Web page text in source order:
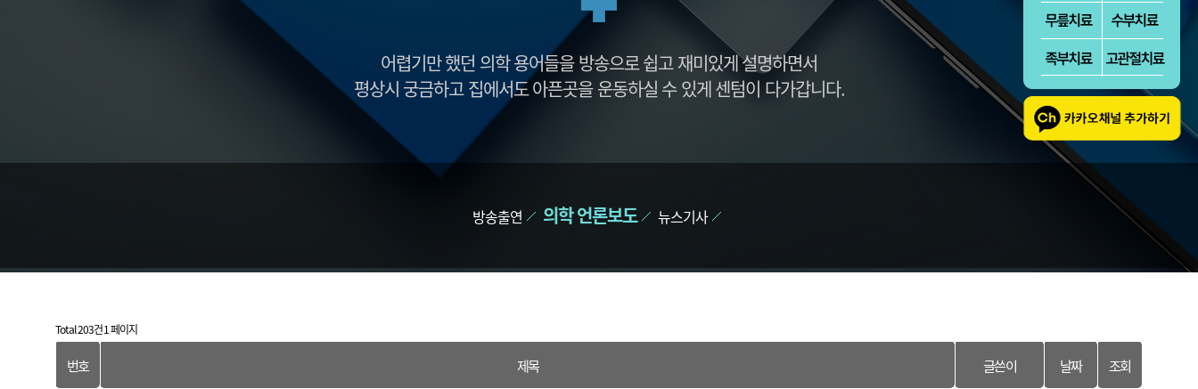
칭찬후기
센텀의 식단표
대외협력활동
방문선수들
어렵기만 했던 의학 용어들을 방송으로 쉽고 재미있게 설명하면서
평상시 궁금하고 집에서도 아픈곳을 운동하실 수 있게 센텀이 다가갑니다.
방송출연 의학 언론보도 뉴스기사
Total 203건1 페이지
번호 제목 글쓴이 날짜 조회